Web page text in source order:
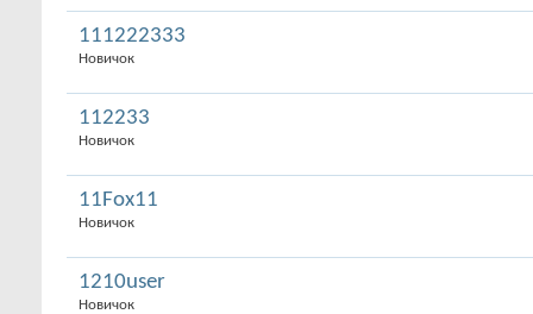
111222333
Новичок
112233
Новичок
11Fox11
Новичок
1210user
Новичок